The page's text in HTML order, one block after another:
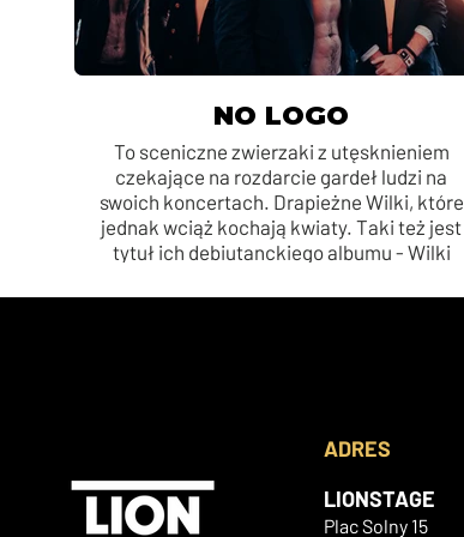
NO LOGO
To sceniczne zwierzaki z utęsknieniem
czekające na rozdarcie gardeł ludzi na
swoich koncertach. Drapieżne Wilki, które
jednak wciąż kochają kwiaty. Taki też jest
tytuł ich debiutanckiego albumu - Wilki
którym się poruszają sami nazwali WRRR!
ADRES
LIONSTAGE
Plac Solny 15